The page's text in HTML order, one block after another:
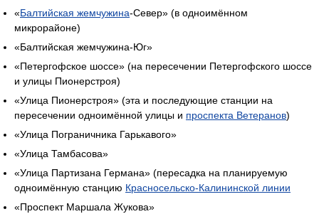
«Балтийская жемчужина-Север» (в одноимённом
микрорайоне)
«Балтийская жемчужина-Юг»
«Петергофское шоссе» (на пересечении Петергофского шоссе
и улицы Пионерстроя)
«Улица Пионерстроя» (эта и последующие станции на
пересечении одноимённой улицы и проспекта Ветеранов)
«Улица Пограничника Гарькавого»
«Улица Тамбасова»
«Улица Партизана Германа» (пересадка на планируемую
одноимённую станцию Красносельско-Калининской линии
«Проспект Маршала Жукова»